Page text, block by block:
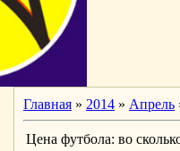
Главная » 2014 » Апрель
Цена футбола: во